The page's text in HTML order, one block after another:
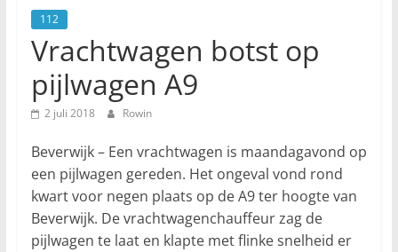
112
Vrachtwagen botst op
pijlwagen A9
2 juli 2018 Rowin
Beverwijk – Een vrachtwagen is maandagavond op
een pijlwagen gereden. Het ongeval vond rond
kwart voor negen plaats op de A9 ter hoogte van
Beverwijk. De vrachtwagenchauffeur zag de
pijlwagen te laat en klapte met flinke snelheid er